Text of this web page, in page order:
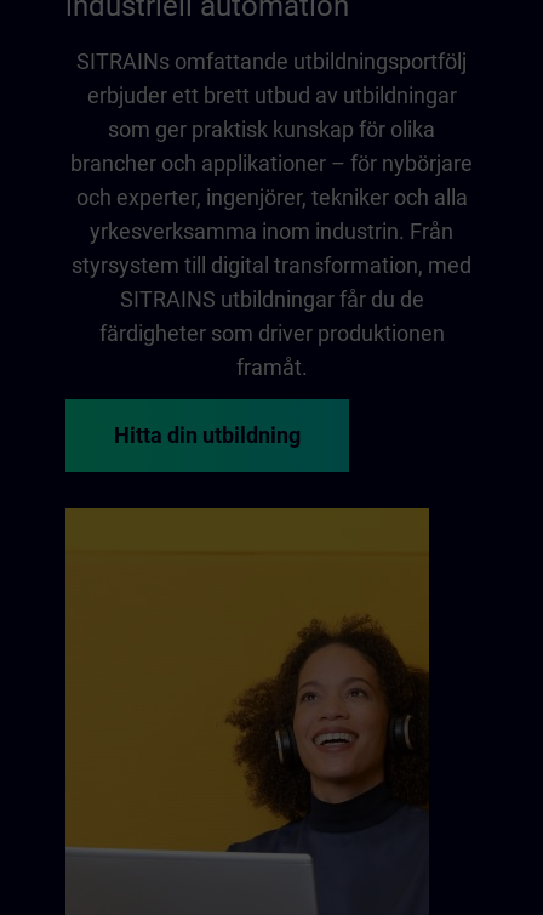
SITRAINs omfattande utbildningsportfölj
erbjuder ett brett utbud av utbildningar
som ger praktisk kunskap för olika
brancher och applikationer – för nybörjare
och experter, ingenjörer, tekniker och alla
yrkesverksamma inom industrin. Från
styrsystem till digital transformation, med
SITRAINS utbildningar får du de
färdigheter som driver produktionen
framåt.
Hitta din utbildning